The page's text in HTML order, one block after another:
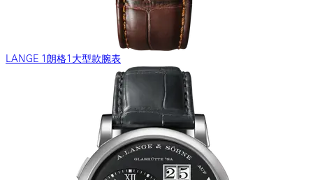
LANGE 1朗格1大型款腕表